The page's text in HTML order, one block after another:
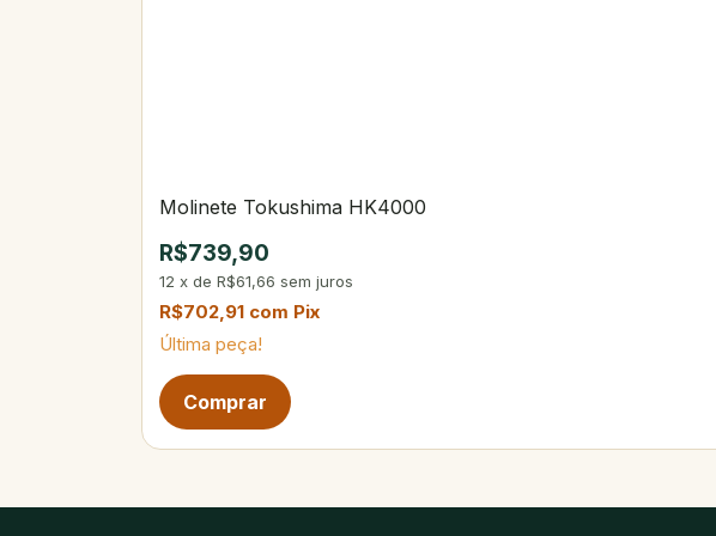
Molinete Tokushima HK4000
R$739,90
12 x de R$61,66 sem juros
R$702,91 com Pix
Última peça!